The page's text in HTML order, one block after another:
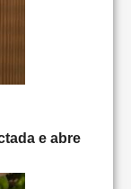
e abre